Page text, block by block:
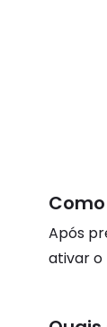
Após
ativar o